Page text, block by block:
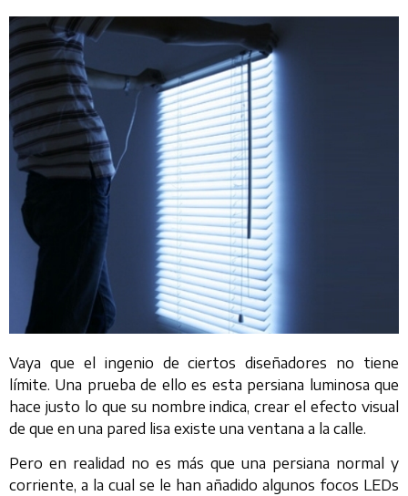
Vaya que el ingenio de ciertos diseñadores no tiene
límite. Una prueba de ello es esta persiana luminosa que
hace justo lo que su nombre indica, crear el efecto visual
de que en una pared lisa existe una ventana a la calle.
Pero en realidad no es más que una persiana normal y
corriente, a la cual se le han añadido algunos focos LEDs